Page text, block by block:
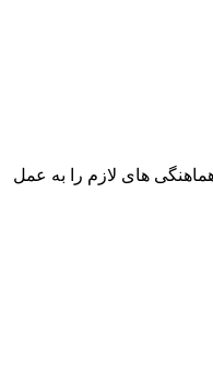
8 طبقه هم کف (لطفا قبل از مراجعه حضوری ، هماهنگی های لازم را به عمل